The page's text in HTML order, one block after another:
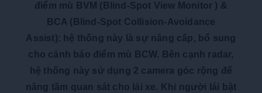
điểm mù BVM (Blind-Spot View Monitor ) &
BCA (Blind-Spot Collision-Avoidance
Assist):
hệ thống này là sự nâng cấp, bổ sung
cho cảnh báo điểm mù BCW. Bên cạnh radar,
hệ thống này sử dụng 2 camera góc rộng để
nâng tầm quan sát cho lái xe. Khi người lái bật